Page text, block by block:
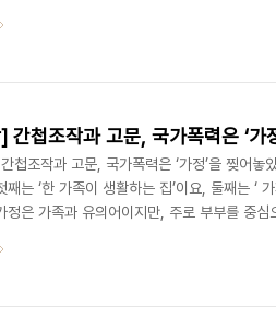
었습니다. 뜻하더라도 군인과 공무원은 물론
. 조작간첩의 가족이라는 이유 때문이었습
간첩조작과 고문, 국가폭력은 ‘가
첩조작과 고문, 국가폭력은 ‘가정’을 찢어놓
째는 ‘한 가족이 생활하는 집’이요, 둘째는 ‘
정은 가족과 유의어이지만, 주로 부부를 중
하지 않았을까? 가정의 해체와 축소에는 여
움을 느낀 그의 큰어머니가 초대한 일본 관